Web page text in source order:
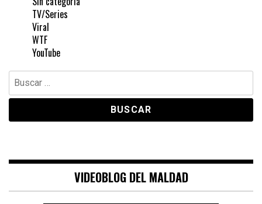
TV/Series
Viral
WTF
YouTube
Buscar:
VIDEOBLOG DEL MALDAD